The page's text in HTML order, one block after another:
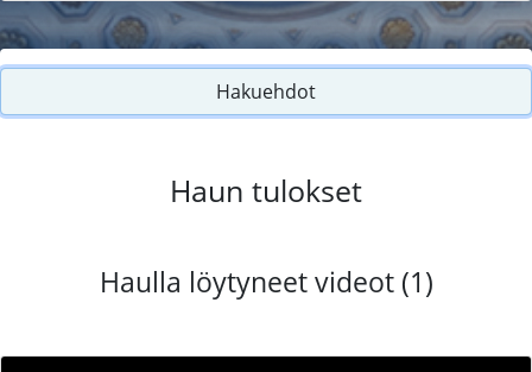
Hakuehdot
Haun tulokset
Haulla löytyneet videot (1)